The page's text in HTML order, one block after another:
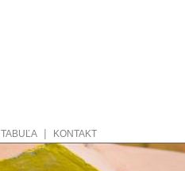
TABUĽA | KONTAKT